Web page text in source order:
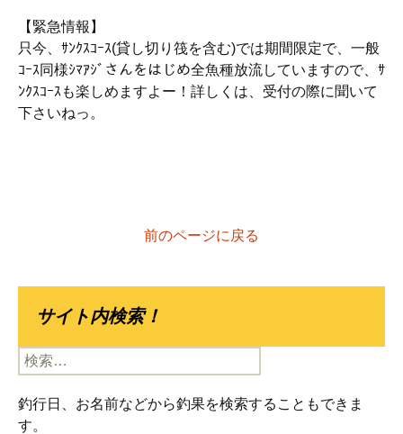
【緊急情報】
只今、ｻﾝｸｽｺｰｽ(貸し切り筏を含む)では期間限定で、一般
ｺｰｽ同様ｼﾏｱｼﾞさんをはじめ全魚種放流していますので、ｻ
ﾝｸｽｺｰｽも楽しめますよー！詳しくは、受付の際に聞いて
下さいねっ。
前のページに戻る
サイト内検索！
検
索:
釣行日、お名前などから釣果を検索することもできま
す。